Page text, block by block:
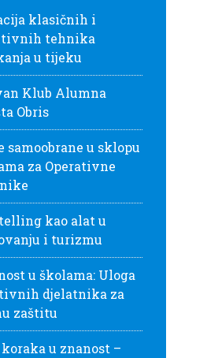
klasičnih i
tehnika
u tijeku
Klub Alumna
Obris
samoobrane u sklopu
za Operativne
kao alat u
i turizmu
u školama: Uloga
djelatnika za
zaštitu
koraka u znanost –